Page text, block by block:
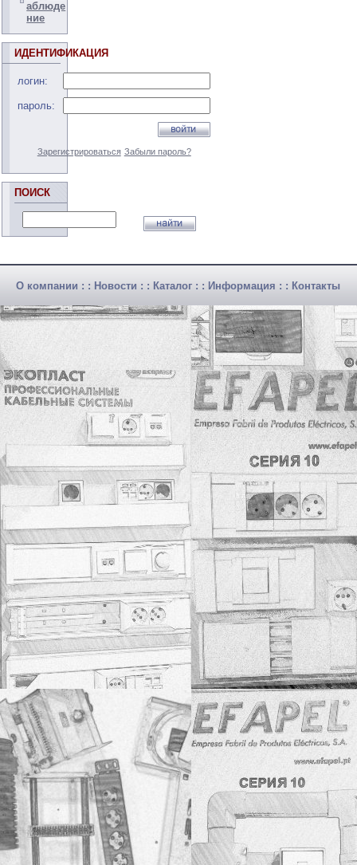
аблюде
ние
ИДЕНТИФИКАЦИЯ
логин:
пароль:
Зарегистрироваться Забыли пароль?
ПОИСК
О компании : : Новости : : Каталог : : Информация : : Контакты